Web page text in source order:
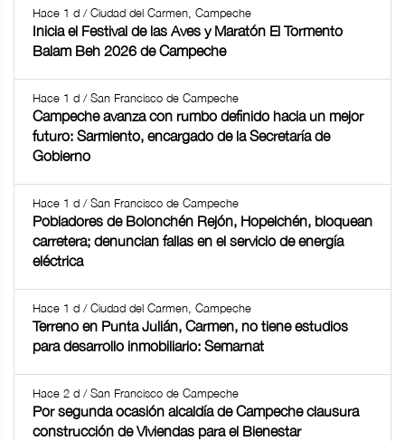
Hace 1 d / Ciudad del Carmen, Campeche
Inicia el Festival de las Aves y Maratón El Tormento
Balam Beh 2026 de Campeche
Hace 1 d / San Francisco de Campeche
Campeche avanza con rumbo definido hacia un mejor
futuro: Sarmiento, encargado de la Secretaría de
Gobierno
Hace 1 d / San Francisco de Campeche
Pobladores de Bolonchén Rejón, Hopelchén, bloquean
carretera; denuncian fallas en el servicio de energía
eléctrica
Hace 1 d / Ciudad del Carmen, Campeche
Terreno en Punta Julián, Carmen, no tiene estudios
para desarrollo inmobiliario: Semarnat
Hace 2 d / San Francisco de Campeche
Por segunda ocasión alcaldía de Campeche clausura
construcción de Viviendas para el Bienestar